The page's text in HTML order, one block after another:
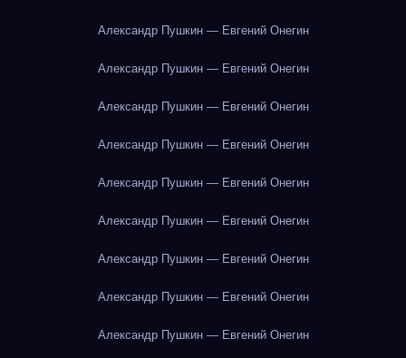
Александр Пушкин — Евгений Онегин
Александр Пушкин — Евгений Онегин
Александр Пушкин — Евгений Онегин
Александр Пушкин — Евгений Онегин
Александр Пушкин — Евгений Онегин
Александр Пушкин — Евгений Онегин
Александр Пушкин — Евгений Онегин
Александр Пушкин — Евгений Онегин
Александр Пушкин — Евгений Онегин